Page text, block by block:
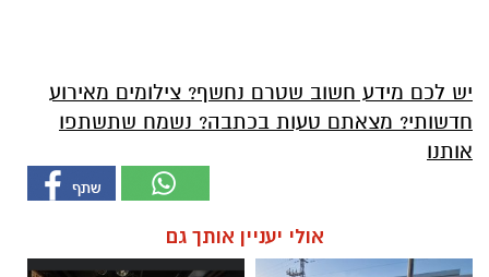
יש לכם מידע חשוב שטרם נחשף? צילומים מאירוע
חדשותי? מצאתם טעות בכתבה? נשמח שתשתפו
אותנו
אולי יעניין אותך גם